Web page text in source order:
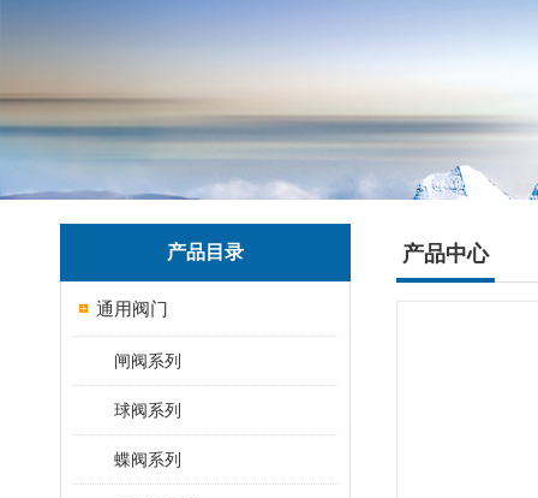
产品目录
通用阀门
闸阀系列
球阀系列
蝶阀系列
产品中心